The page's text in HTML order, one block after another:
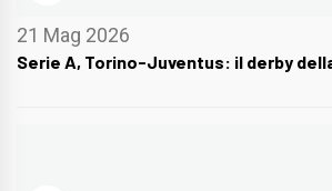
21 Mag 2026
Serie A, Torino-Juventus: il derby